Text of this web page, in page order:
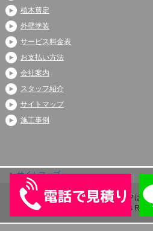
植木剪定
外壁塗装
サービス料金表
お支払い方法
会社案内
スタッフ紹介
サイトマップ
施工事例
サイトマップ
Copyright (C) 2026 アシストライフは伊
All Rights